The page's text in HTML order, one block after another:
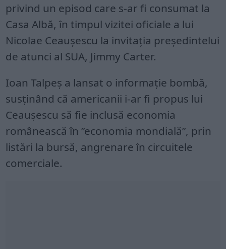
privind un episod care s-ar fi consumat la
Casa Albă, în timpul vizitei oficiale a lui
Nicolae Ceaușescu la invitația președintelui
de atunci al SUA, Jimmy Carter.
Ioan Talpeș a lansat o informație bombă,
susținând că americanii i-ar fi propus lui
Ceaușescu să fie inclusă economia
românească în ”economia mondială”, prin
listări la bursă, angrenare în circuitele
comerciale.